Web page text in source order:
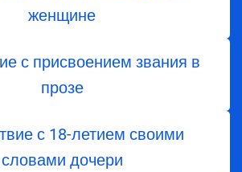
женщине
с присвоением звания в
прозе
с 18-летием своими
словами дочери